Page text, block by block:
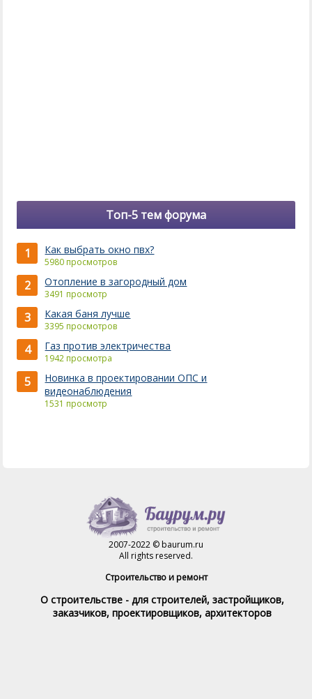
Топ-5 тем форума
1 Как выбрать окно пвх?
5980 просмотров
2 Отопление в загородный дом
3491 просмотр
3 Какая баня лучше
3395 просмотров
4 Газ против электричества
1942 просмотра
5
Новинка в проектировании ОПС и
видеонаблюдения
1531 просмотр
2007-2022 © baurum.ru
All rights reserved.
Строительство и ремонт
О строительстве - для строителей, застройщиков,
заказчиков, проектировщиков, архитекторов